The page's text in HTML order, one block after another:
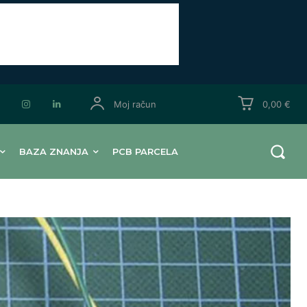
Moj račun 0,00 €
BAZA ZNANJA PCB PARCELA